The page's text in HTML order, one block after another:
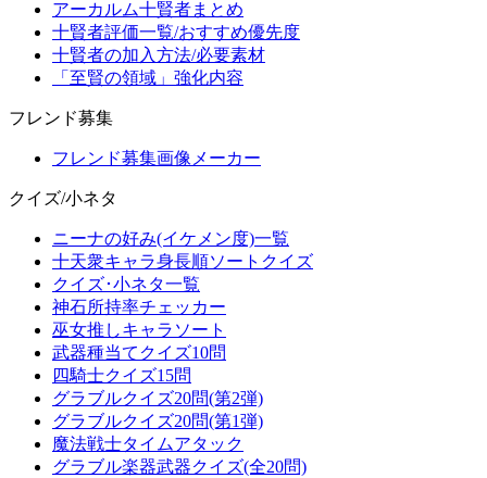
アーカルム十賢者まとめ
十賢者評価一覧/おすすめ優先度
十賢者の加入方法/必要素材
「至賢の領域」強化内容
フレンド募集
フレンド募集画像メーカー
クイズ/小ネタ
ニーナの好み(イケメン度)一覧
十天衆キャラ身長順ソートクイズ
クイズ･小ネタ一覧
神石所持率チェッカー
巫女推しキャラソート
武器種当てクイズ10問
四騎士クイズ15問
グラブルクイズ20問(第2弾)
グラブルクイズ20問(第1弾)
魔法戦士タイムアタック
グラブル楽器武器クイズ(全20問)